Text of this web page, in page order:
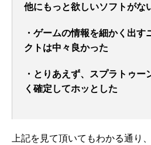
他にもっと欲しいソフトがな
・ゲームの情報を細かく出す
クトは中々良かった
・とりあえず、スプラトゥ
く確定してホッとした
上記を見て頂いてもわかる通り